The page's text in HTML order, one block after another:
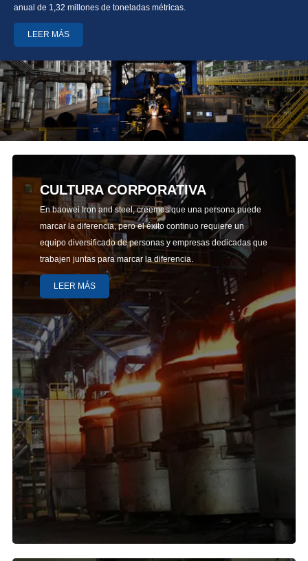
anual de 1,32 millones de toneladas métricas.
LEER MÁS
CULTURA CORPORATIVA
En baowei Iron and steel, creemos que una persona puede
marcar la diferencia, pero el éxito continuo requiere un
equipo diversificado de personas y empresas dedicadas que
trabajen juntas para marcar la diferencia.
LEER MÁS